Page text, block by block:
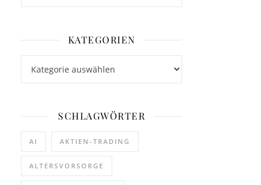
KATEGORIEN
SCHLAGWÖRTER
AI AKTIEN-TRADING
ALTERSVORSORGE